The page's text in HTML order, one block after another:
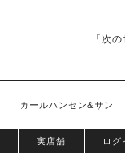
「次
カールハンセン&サン
実店舗 ログ